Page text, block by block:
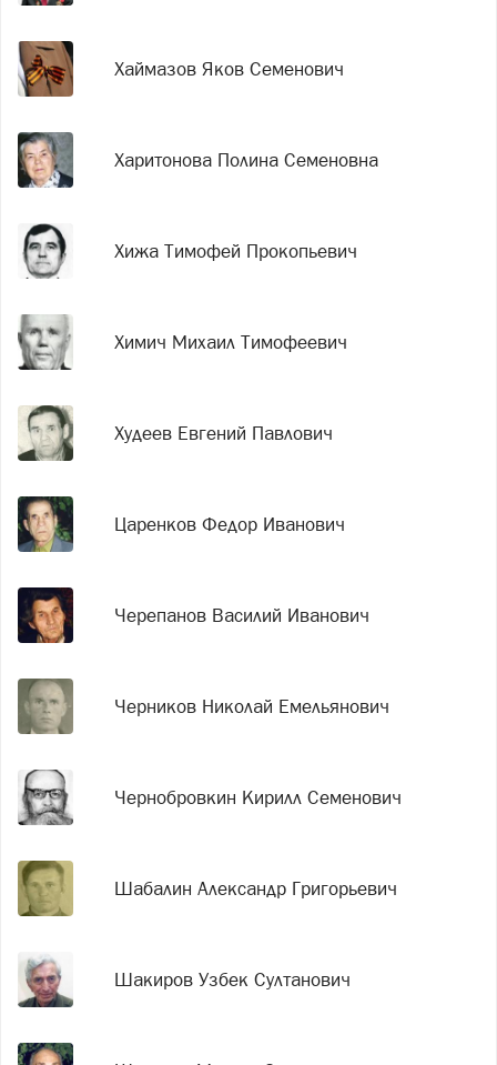
Хаймазов Яков Семенович
Харитонова Полина Семеновна
Хижа Тимофей Прокопьевич
Химич Михаил Тимофеевич
Худеев Евгений Павлович
Царенков Федор Иванович
Черепанов Василий Иванович
Черников Николай Емельянович
Чернобровкин Кирилл Семенович
Шабалин Александр Григорьевич
Шакиров Узбек Султанович